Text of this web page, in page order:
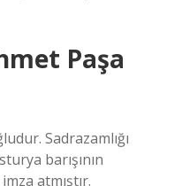
Paşa
Sadrazamlığı
barışının
atmıştır.